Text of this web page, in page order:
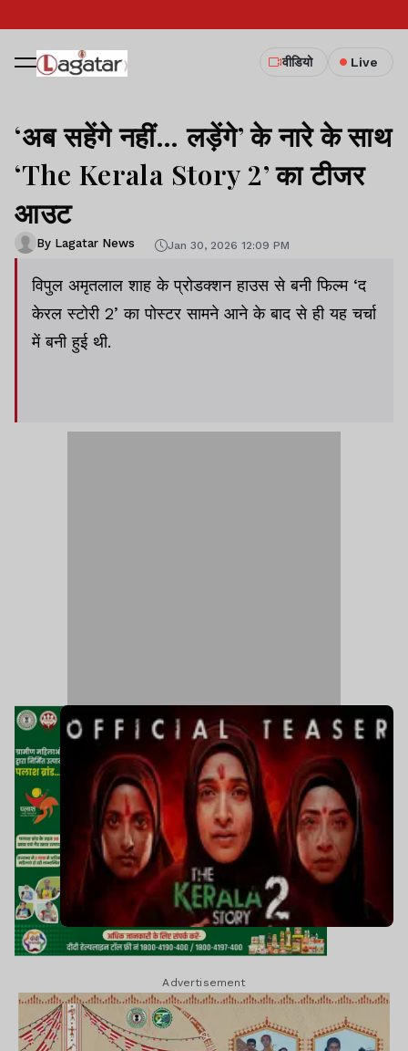
वीडियो Live
‘अब सहेंगे नहीं… लड़ेंगे’ के नारे के साथ
‘The Kerala Story 2’ का टीजर
आउट
By Lagatar News Jan 30, 2026 12:09 PM
विपुल अमृतलाल शाह के प्रोडक्शन हाउस से बनी फिल्म ‘द
केरल स्टोरी 2’ का पोस्टर सामने आने के बाद से ही यह चर्चा
में बनी हुई थी.
Advertisement